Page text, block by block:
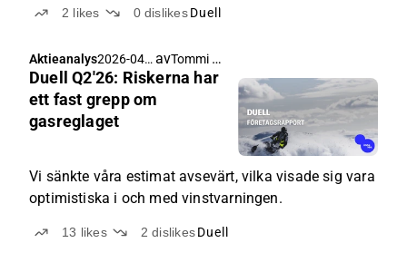
portfolio transition is set to weigh more heavily in the
2 likes 0 dislikes Duell
Aktieanalys2026-04-
10 04:24
av Tommi Saarinen
Duell Q2'26: Riskerna har
ett fast grepp om
gasreglaget
Vi sänkte våra estimat avsevärt, vilka visade sig vara
optimistiska i och med vinstvarningen.
13 likes 2dislikesDuell